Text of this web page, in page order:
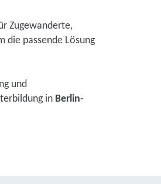
Zugewanderte,
die passende Lösung
und
in Berlin-